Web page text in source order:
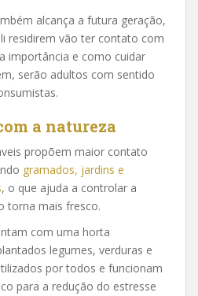
alcança a futura geração,
residirem vão ter contato com
importância e como cuidar
serão adultos com sentido
a natureza
propõem maior contato
gramados, jardins e
, o que ajuda a controlar a
torna mais fresco.
com uma horta
legumes, verduras e
por todos e funcionam
para a redução do estresse